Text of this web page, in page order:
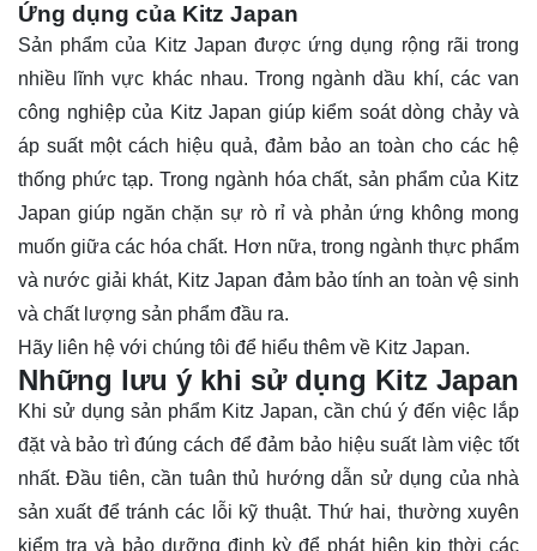
Ứng dụng của Kitz Japan
Sản phẩm của Kitz Japan được ứng dụng rộng rãi trong
nhiều lĩnh vực khác nhau. Trong ngành dầu khí, các van
công nghiệp của Kitz Japan giúp kiểm soát dòng chảy và
áp suất một cách hiệu quả, đảm bảo an toàn cho các hệ
thống phức tạp. Trong ngành hóa chất, sản phẩm của Kitz
Japan giúp ngăn chặn sự rò rỉ và phản ứng không mong
muốn giữa các hóa chất. Hơn nữa, trong ngành thực phẩm
và nước giải khát, Kitz Japan đảm bảo tính an toàn vệ sinh
và chất lượng sản phẩm đầu ra.
Hãy liên hệ với chúng tôi để hiểu thêm về Kitz Japan.
Những lưu ý khi sử dụng Kitz Japan
Khi sử dụng sản phẩm Kitz Japan, cần chú ý đến việc lắp
đặt và bảo trì đúng cách để đảm bảo hiệu suất làm việc tốt
nhất. Đầu tiên, cần tuân thủ hướng dẫn sử dụng của nhà
sản xuất để tránh các lỗi kỹ thuật. Thứ hai, thường xuyên
kiểm tra và bảo dưỡng định kỳ để phát hiện kịp thời các